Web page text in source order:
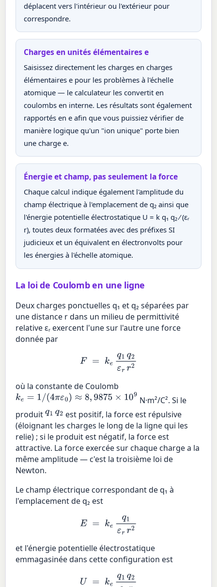
déplacent vers l'intérieur ou l'extérieur pour
correspondre.
Charges en unités élémentaires e
Saisissez directement les charges en charges
élémentaires e pour les problèmes à l'échelle
atomique — le calculateur les convertit en
coulombs en interne. Les résultats sont également
rapportés en e afin que vous puissiez vérifier de
manière logique qu'un "ion unique" porte bien
une charge e.
Énergie et champ, pas seulement la force
Chaque calcul indique également l'amplitude du
champ électrique à l'emplacement de q₂ ainsi que
l'énergie potentielle électrostatique U = k q₁ q₂ ⁄ (εᵣ
r), toutes deux formatées avec des préfixes SI
judicieux et un équivalent en électronvolts pour
les énergies à l'échelle atomique.
La loi de Coulomb en une ligne
Deux charges ponctuelles q₁ et q₂ séparées par
une distance r dans un milieu de permittivité
relative εᵣ exercent l'une sur l'autre une force
donnée par
F ke 1 2εrr2
où la constante de Coulomb
ke =1/ (4πε0)≈8,9875×109
N·m²/C². Si le
produitq1 q2 est positif, la force est répulsive
(éloignant les charges le long de la ligne qui les
relie) ; si le produit est négatif, la force est
attractive. La force exercée sur chaque charge a la
même amplitude — c'est la troisième loi de
Newton.
Le champ électrique correspondant de q₁ à
l'emplacement de q₂ est
=k q εrr2
et l'énergie potentielle électrostatique
emmagasinée dans cette configuration est
U =ke q1 q2εrr